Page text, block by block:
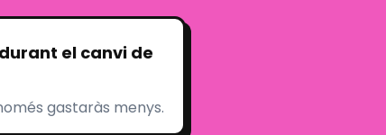
el canvi de
gastaràs menys.